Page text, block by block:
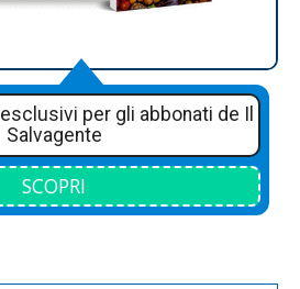
per gli abbonati de Il
Salvagente
SCOPRI